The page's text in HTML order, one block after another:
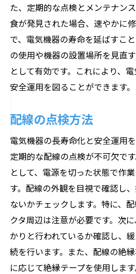
た、定期的な点検とメンテナン
食が発見された場合、速やかに
で、電気機器の寿命を延ばすこ
の使用や機器の設置場所を見直
として有効です。これにより、
安全運用を図ることができます。
配線の点検方法
電気機器の長寿命化と安全運用
定期的な配線の点検が不可欠で
として、電源を切った状態で作
す。配線の外観を目視で確認し
ないかチェックします。特に、
クタ周辺は注意が必要です。次
かりと行われているか確認し、
続を行います。また、配線の絶
に応じて絶縁テープを使用しま